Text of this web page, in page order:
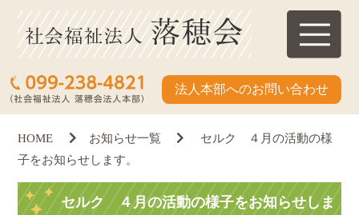
法人本部へのお問い合わせ
HOME お知らせ一覧
セルク ４月の活動の様
子をお知らせします。
セルク ４月の活動の様子をお知らせしま